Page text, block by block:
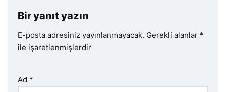
Bir yanıt yazın
E-posta adresiniz yayınlanmayacak. Gerekli alanlar *
ile işaretlenmişlerdir
Ad *